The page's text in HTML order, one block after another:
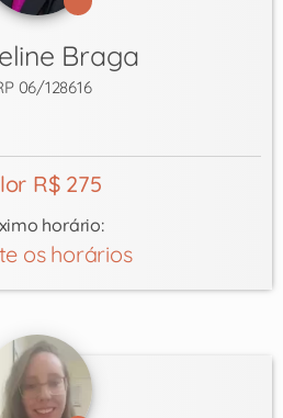
Braga
06/128616
R$ 275
horário:
os horários